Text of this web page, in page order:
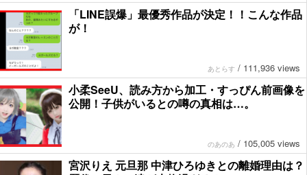
「LINE誤爆」最優秀作品が決定！！こんな作品
が！
あとらす / 111,936 views
小柔SeeU、読み方から加工・すっぴん前画像を
公開！子供がいるとの噂の真相は…。
のあのあ / 105,005 views
宮沢りえ 元旦那 中津ひろゆきとの離婚理由は？